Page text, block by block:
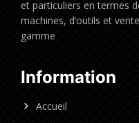
et particuliers en termes
machines, d’outils et
gamme
Information
Accueil